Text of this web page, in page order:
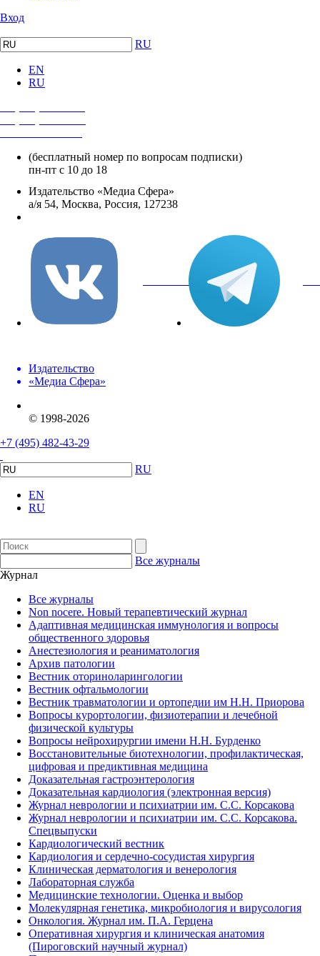
Вход
RU
EN
RU
(бесплатный номер по вопросам подписки)
пн-пт с 10 до 18
Издательство «Медиа Сфера»
а/я 54, Москва, Россия, 127238
вКонтакте
Издательство
«Медиа Сфера»
© 1998-2026
+7 (495) 482-43-29
RU
EN
RU
Все журналы
Журнал
Все журналы
Non nocere. Новый терапевтический журнал
Адаптивная медицинская иммунология и вопросы
общественного здоровья
Анестезиология и реаниматология
Архив патологии
Вестник оториноларингологии
Вестник офтальмологии
Вестник травматологии и ортопедии им Н.Н. Приорова
Вопросы курортологии, физиотерапии и лечебной
физической культуры
Вопросы нейрохирургии имени Н.Н. Бурденко
Восстановительные биотехнологии, профилактическая,
цифровая и предиктивная медицина
Доказательная гастроэнтерология
Доказательная кардиология (электронная версия)
Журнал неврологии и психиатрии им. С.С. Корсакова
Журнал неврологии и психиатрии им. С.С. Корсакова.
Спецвыпуски
Кардиологический вестник
Кардиология и сердечно-сосудистая хирургия
Клиническая дерматология и венерология
Лабораторная служба
Медицинские технологии. Оценка и выбор
Молекулярная генетика, микробиология и вирусология
Онкология. Журнал им. П.А. Герцена
Оперативная хирургия и клиническая анатомия
(Пироговский научный журнал)